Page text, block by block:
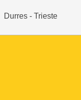
Durres - Trieste